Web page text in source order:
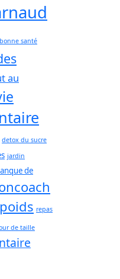
bonne santé
au
detox du sucre
jardin
de
repas
de taille